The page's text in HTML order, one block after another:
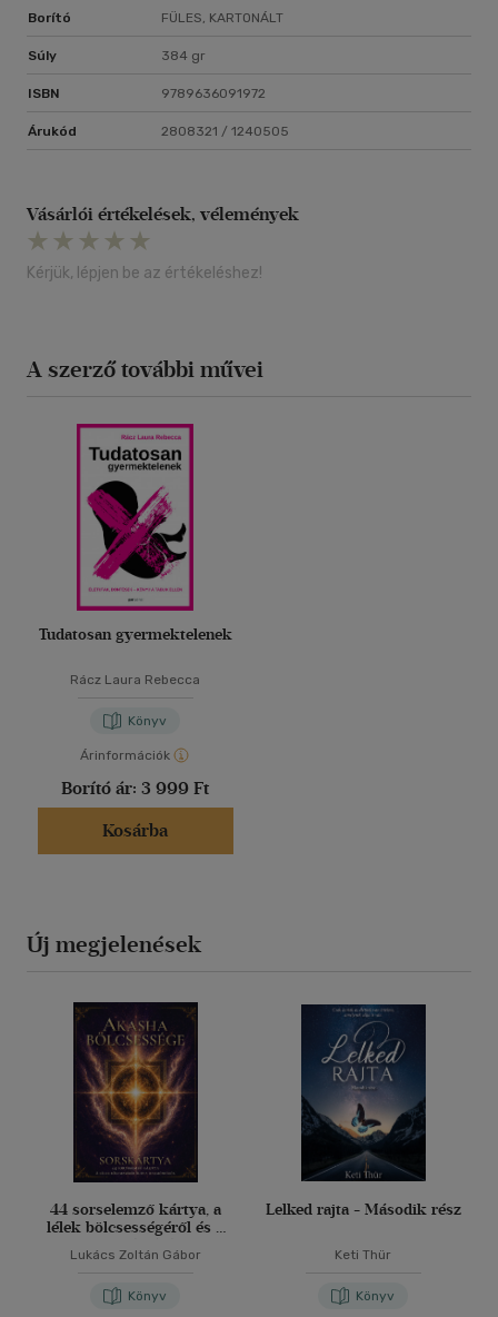
Borító FÜLES, KARTONÁLT
Súly 384 gr
ISBN 9789636091972
Árukód 2808321 / 1240505
Vásárlói értékelések, vélemények
Kérjük, lépjen be az értékeléshez!
A szerző további művei
Tudatosan gyermektelenek
Rácz Laura Rebecca
Könyv
Árinformációk
Borító ár: 3 999 Ft
Kosárba
Új megjelenések
44 sorselemző kártya, a
lélek bölcsességéről és a
Lukács Zoltán Gábor
Könyv
Lelked rajta - Második rész
Keti Thür
Könyv